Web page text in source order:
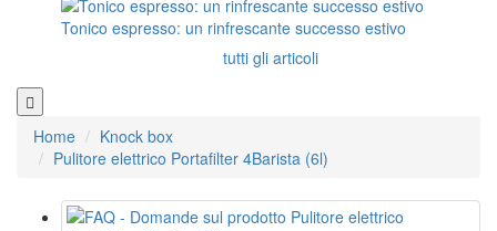
Tonico espresso: un rinfrescante successo estivo
tutti gli articoli
Home
Knock box
Pulitore elettrico Portafilter 4Barista (6l)